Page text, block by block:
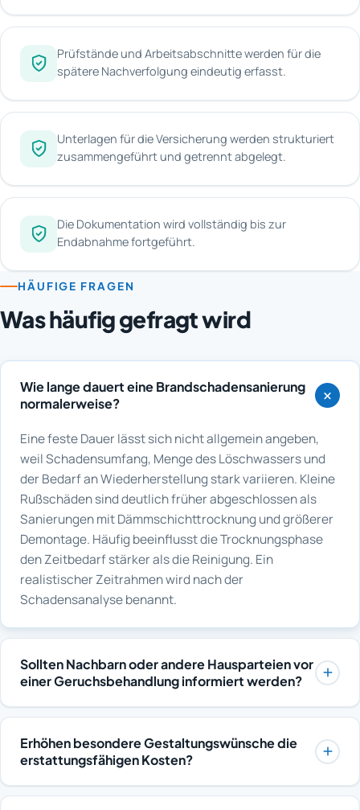
Prüfstände und Arbeitsabschnitte werden für die
spätere Nachverfolgung eindeutig erfasst.
Unterlagen für die Versicherung werden strukturiert
zusammengeführt und getrennt abgelegt.
Die Dokumentation wird vollständig bis zur
Endabnahme fortgeführt.
HÄUFIGE FRAGEN
Was häufig gefragt wird
Wie lange dauert eine Brandschadensanierung
normalerweise?
Eine feste Dauer lässt sich nicht allgemein angeben,
weil Schadensumfang, Menge des Löschwassers und
der Bedarf an Wiederherstellung stark variieren. Kleine
Rußschäden sind deutlich früher abgeschlossen als
Sanierungen mit Dämmschichttrocknung und größerer
Demontage. Häufig beeinflusst die Trocknungsphase
den Zeitbedarf stärker als die Reinigung. Ein
realistischer Zeitrahmen wird nach der
Schadensanalyse benannt.
Sollten Nachbarn oder andere Hausparteien vor
einer Geruchsbehandlung informiert werden?
In Mehrfamilienhäusern ist eine Information sinnvoll,
weil Behandlungsbereiche zeitweise gesperrt sein
können und Lüftungsphasen bemerkbar werden.
Bedarf einbezogen, wenn Rauch dorthin gezogen ist.
Erhöhen besondere Gestaltungswünsche die
erstattungsfähigen Kosten?
Versicherungen übernehmen üblicherweise die